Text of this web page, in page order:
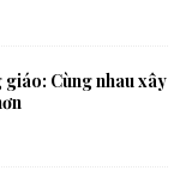
Cùng nhau xây